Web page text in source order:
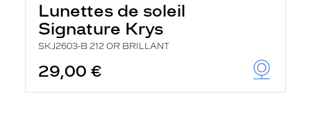
Lunettes de soleil
Signature Krys
SKJ2603-B 212 OR BRILLANT
29,00 €